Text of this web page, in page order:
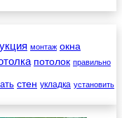
монтаж окна
потолок правильно
стен укладка установить